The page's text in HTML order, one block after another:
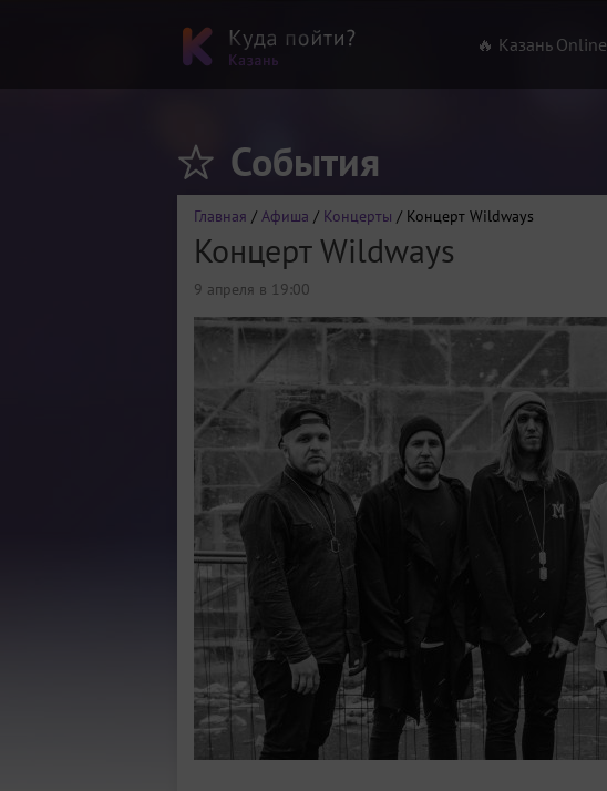
🔥 Казань Online
События
Главная / Афиша / Концерты / Концерт Wildways
Концерт Wildways
9 апреля в 19:00